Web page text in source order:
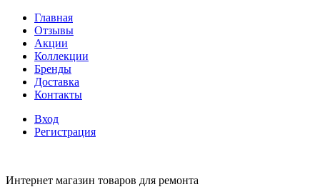
Главная
Отзывы
Акции
Коллекции
Бренды
Доставка
Контакты
Вход
Регистрация
Интернет магазин товаров для ремонта